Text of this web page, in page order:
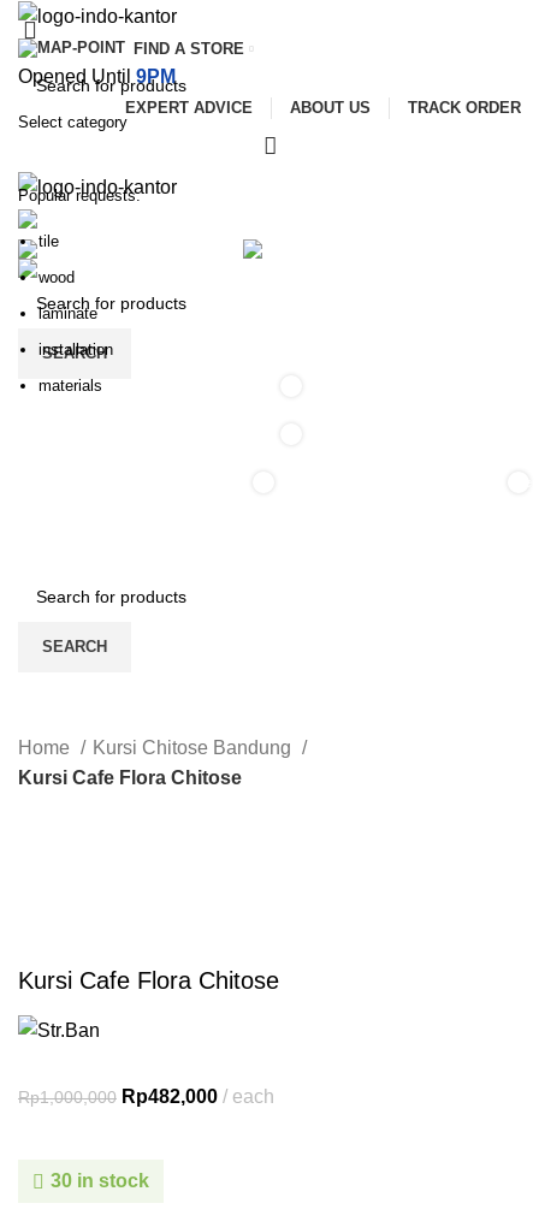
FIND A STORE
Opened Until 9PM
EXPERT ADVICE ABOUT US TRACK ORDER
SEARCH
SEARCH
Home
Kursi Chitose Bandung
Kursi Cafe Flora Chitose
Kursi Cafe Flora Chitose
Rp1,000,000 Rp482,000 each
30 in stock
Select category
Popular requests:
tile
wood
laminate
installation
materials